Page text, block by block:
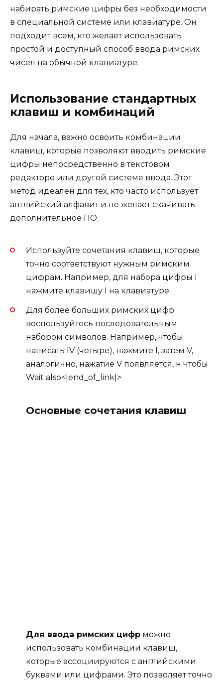
набирать римские цифры без необходимости
в специальной системе или клавиатуре. Он
подходит всем, кто желает использовать
простой и доступный способ ввода римских
чисел на обычной клавиатуре.
Использование стандартных
клавиш и комбинаций
Для начала, важно освоить комбинации
клавиш, которые позволяют вводить римские
цифры непосредственно в текстовом
редакторе или другой системе ввода. Этот
метод идеален для тех, кто часто использует
английский алфавит и не желает скачивать
дополнительное ПО.
Используйте сочетания клавиш, которые
точно соответствуют нужным римским
цифрам. Например, для набора цифры I
нажмите клавишу I на клавиатуре.
Для более больших римских цифр
воспользуйтесь последовательным
набором символов. Например, чтобы
написать IV (четыре), нажмите I, затем V,
аналогично, нажатие V появляется, н чтобы
Wait also<|end_of_link|>
Основные сочетания клавиш
Для ввода римских цифр можно
использовать комбинации клавиш,
которые ассоциируются с английскими
буквами или цифрами. Это позволяет точно